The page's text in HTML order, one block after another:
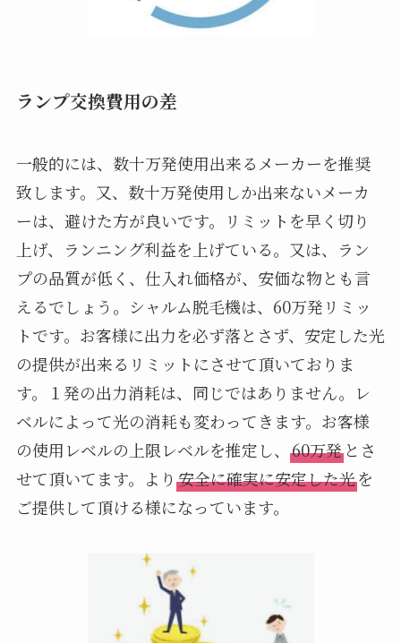
ランプ交換費用の差
一般的には、数十万発使用出来るメーカーを推奨
致します。又、数十万発使用しか出来ないメーカ
ーは、避けた方が良いです。リミットを早く切り
上げ、ランニング利益を上げている。又は、ラン
プの品質が低く、仕入れ価格が、安価な物とも言
えるでしょう。シャルム脱毛機は、60万発リミッ
トです。お客様に出力を必ず落とさず、安定した光
の提供が出来るリミットにさせて頂いておりま
す。１発の出力消耗は、同じではありません。レ
ベルによって光の消耗も変わってきます。お客様
の使用レベルの上限レベルを推定し、 60万発とさ
せて頂いてます。より 安全に確実に安定した光を
ご提供して頂ける様になっています。